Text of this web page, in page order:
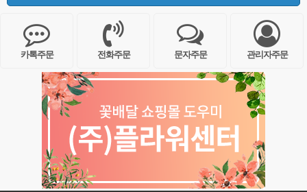
카톡주문 전화주문 문자주문 관리자주문